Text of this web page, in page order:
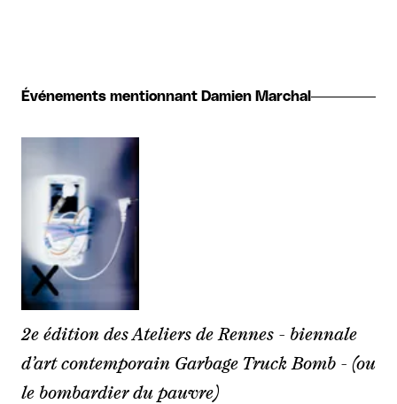
Événements mentionnant Damien Marchal
2e édition des Ateliers de Rennes - biennale
d’art contemporain Garbage Truck Bomb - (ou
le bombardier du pauvre)